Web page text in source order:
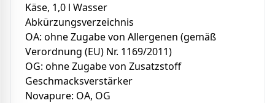
Käse, 1,0 l Wasser
Abkürzungsverzeichnis
OA: ohne Zugabe von Allergenen (gemäß
Verordnung (EU) Nr. 1169/2011)
OG: ohne Zugabe von Zusatzstoff
Geschmacksverstärker
Novapure: OA, OG